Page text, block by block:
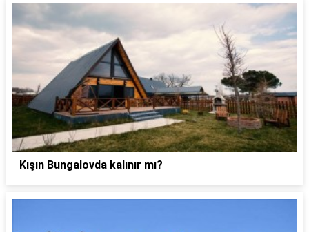
Kışın Bungalovda kalınır mı?